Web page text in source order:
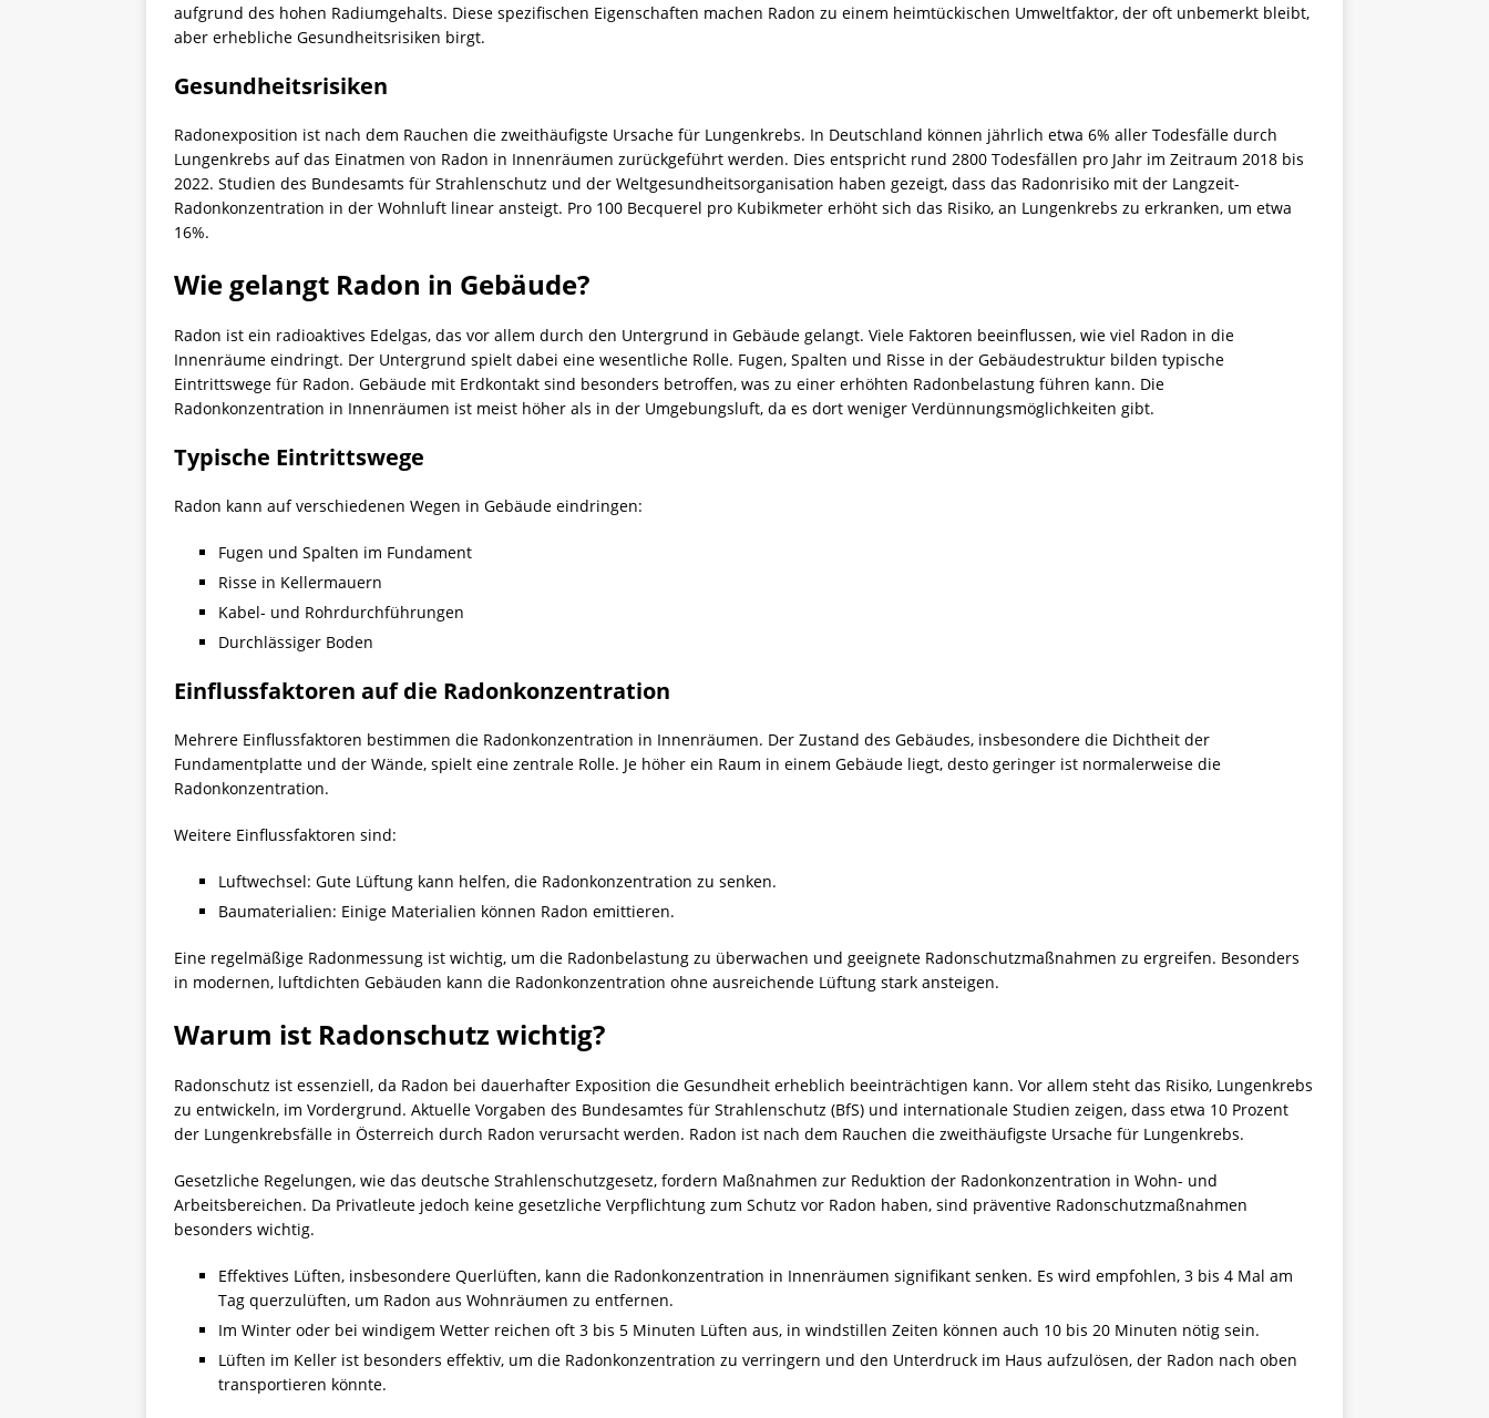
aufgrund des hohen Radiumgehalts. Diese spezifischen Eigenschaften machen Radon zu einem heimtückischen Umweltfaktor, der oft unbemerkt bleibt,
aber erhebliche Gesundheitsrisiken birgt.
Gesundheitsrisiken
Radonexposition ist nach dem Rauchen die zweithäufigste Ursache für Lungenkrebs. In Deutschland können jährlich etwa 6% aller Todesfälle durch
Lungenkrebs auf das Einatmen von Radon in Innenräumen zurückgeführt werden. Dies entspricht rund 2800 Todesfällen pro Jahr im Zeitraum 2018 bis
2022. Studien des Bundesamts für Strahlenschutz und der Weltgesundheitsorganisation haben gezeigt, dass das Radonrisiko mit der Langzeit-
Radonkonzentration in der Wohnluft linear ansteigt. Pro 100 Becquerel pro Kubikmeter erhöht sich das Risiko, an Lungenkrebs zu erkranken, um etwa
16%.
Wie gelangt Radon in Gebäude?
Radon ist ein radioaktives Edelgas, das vor allem durch den Untergrund in Gebäude gelangt. Viele Faktoren beeinflussen, wie viel Radon in die
Innenräume eindringt. Der Untergrund spielt dabei eine wesentliche Rolle. Fugen, Spalten und Risse in der Gebäudestruktur bilden typische
Eintrittswege für Radon. Gebäude mit Erdkontakt sind besonders betroffen, was zu einer erhöhten Radonbelastung führen kann. Die
Radonkonzentration in Innenräumen ist meist höher als in der Umgebungsluft, da es dort weniger Verdünnungsmöglichkeiten gibt.
Typische Eintrittswege
Radon kann auf verschiedenen Wegen in Gebäude eindringen:
Fugen und Spalten im Fundament
Risse in Kellermauern
Kabel- und Rohrdurchführungen
Durchlässiger Boden
Einflussfaktoren auf die Radonkonzentration
Mehrere Einflussfaktoren bestimmen die Radonkonzentration in Innenräumen. Der Zustand des Gebäudes, insbesondere die Dichtheit der
Fundamentplatte und der Wände, spielt eine zentrale Rolle. Je höher ein Raum in einem Gebäude liegt, desto geringer ist normalerweise die
Radonkonzentration.
Weitere Einflussfaktoren sind:
Luftwechsel: Gute Lüftung kann helfen, die Radonkonzentration zu senken.
Baumaterialien: Einige Materialien können Radon emittieren.
Eine regelmäßige Radonmessung ist wichtig, um die Radonbelastung zu überwachen und geeignete Radonschutzmaßnahmen zu ergreifen. Besonders
in modernen, luftdichten Gebäuden kann die Radonkonzentration ohne ausreichende Lüftung stark ansteigen.
Warum ist Radonschutz wichtig?
Radonschutz ist essenziell, da Radon bei dauerhafter Exposition die Gesundheit erheblich beeinträchtigen kann. Vor allem steht das Risiko, Lungenkrebs
zu entwickeln, im Vordergrund. Aktuelle Vorgaben des Bundesamtes für Strahlenschutz (BfS) und internationale Studien zeigen, dass etwa 10 Prozent
der Lungenkrebsfälle in Österreich durch Radon verursacht werden. Radon ist nach dem Rauchen die zweithäufigste Ursache für Lungenkrebs.
Gesetzliche Regelungen, wie das deutsche Strahlenschutzgesetz, fordern Maßnahmen zur Reduktion der Radonkonzentration in Wohn- und
Arbeitsbereichen. Da Privatleute jedoch keine gesetzliche Verpflichtung zum Schutz vor Radon haben, sind präventive Radonschutzmaßnahmen
besonders wichtig.
Effektives Lüften, insbesondere Querlüften, kann die Radonkonzentration in Innenräumen signifikant senken. Es wird empfohlen, 3 bis 4 Mal am
Tag querzulüften, um Radon aus Wohnräumen zu entfernen.
Im Winter oder bei windigem Wetter reichen oft 3 bis 5 Minuten Lüften aus, in windstillen Zeiten können auch 10 bis 20 Minuten nötig sein.
Lüften im Keller ist besonders effektiv, um die Radonkonzentration zu verringern und den Unterdruck im Haus aufzulösen, der Radon nach oben
transportieren könnte.